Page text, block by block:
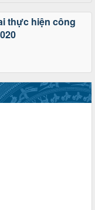
thực hiện công